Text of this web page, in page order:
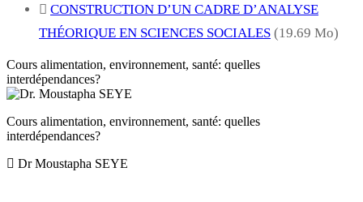
CONSTRUCTION D’UN CADRE D’ANALYSE
THÉORIQUE EN SCIENCES SOCIALES (19.69 Mo)
Cours alimentation, environnement, santé: quelles
interdépendances?
Cours alimentation, environnement, santé: quelles
interdépendances?
Dr Moustapha SEYE